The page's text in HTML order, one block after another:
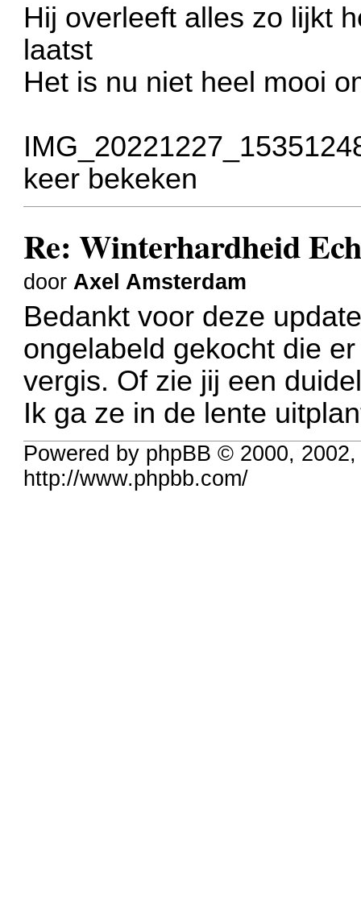
Hij overleeft alles zo lijkt
laatst
Het is nu niet heel mooi
keer bekeken
Re: Winterhardheid
doorAxel Amsterdam
Bedankt voor deze
ongelabeld gekocht die
vergis. Of zie jij een
Ik ga ze in de lente
Powered by phpBB © 2000,
http://www.phpbb.com/